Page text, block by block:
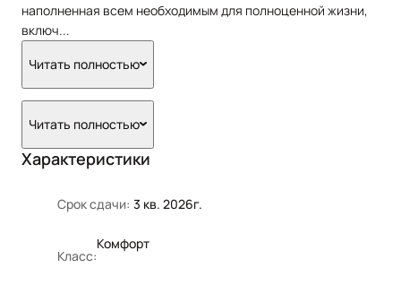
наполненная всем необходимым для полноценной жизни,
включ...
Читать полностью
Читать полностью
Характеристики
Срок сдачи: 3 кв. 2026г.
Класс:
Комфорт